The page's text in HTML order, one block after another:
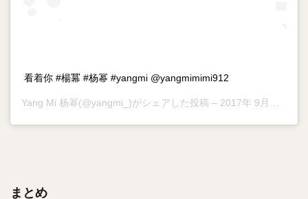
看着你 #楊冪 #杨幂 #yangmi @yangmimimi912
Yang Mi 杨幂(@yangmi_)がシェアした投稿 – 2017年 9月月3日午後5時30分PDT
まとめ